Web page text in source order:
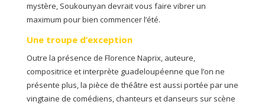
mystère, Soukounyan devrait vous faire vibrer un
maximum pour bien commencer l’été.
Une troupe d’exception
Outre la présence de Florence Naprix, auteure,
compositrice et interprète guadeloupéenne que l’on ne
présente plus, la pièce de théâtre est aussi portée par une
vingtaine de comédiens, chanteurs et danseurs sur scène